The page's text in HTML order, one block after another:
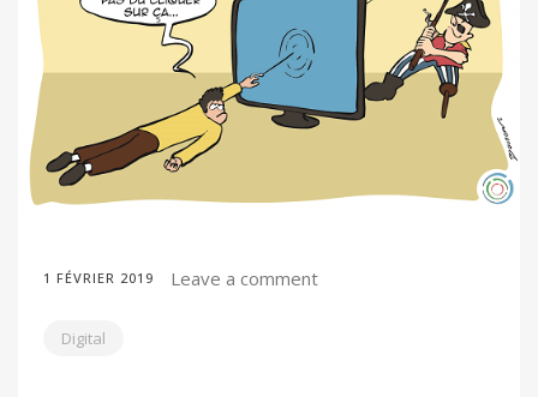
1 FÉVRIER 2019 Leave a comment
Digital